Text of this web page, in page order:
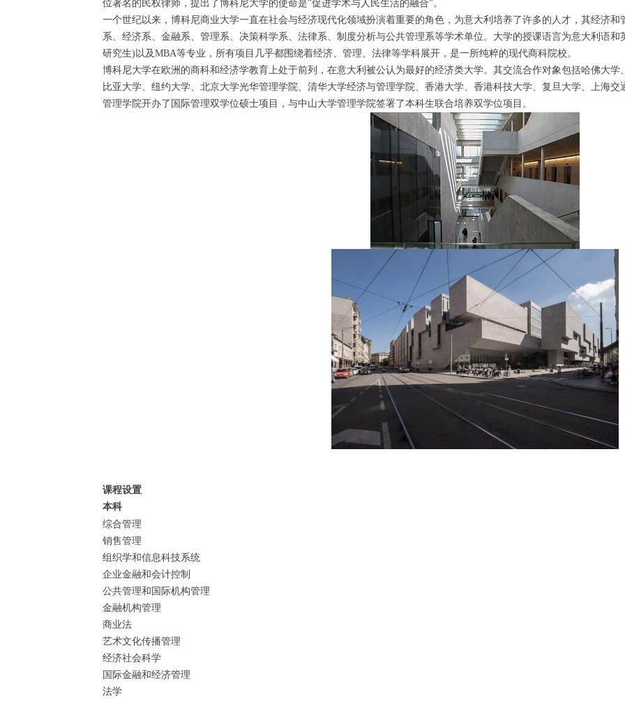
位著名的民权律师，提出了博科尼大学的使命是"促进学术与人民生活的融合"。
一个世纪以来，博科尼商业大学一直在社会与经济现代化领域扮演着重要的角色，为意大利培养了许多的人才，其经济
系、经济系、金融系、管理系、决策科学系、法律系、制度分析与公共管理系等学术单位。大学的授课语言为意大利语
研究生)以及MBA等专业，所有项目几乎都围绕着经济、管理、法律等学科展开，是一所纯粹的现代商科院校。
博科尼大学在欧洲的商科和经济学教育上处于前列，在意大利被公认为最好的经济类大学。其交流合作对象包括哈佛大
比亚大学、纽约大学、北京大学光华管理学院、清华大学经济与管理学院、香港大学、香港科技大学、复旦大学、上海
管理学院开办了国际管理双学位硕士项目，与中山大学管理学院签署了本科生联合培养双学位项目。
课程设置
本科
综合管理
销售管理
组织学和信息科技系统
企业金融和会计控制
公共管理和国际机构管理
金融机构管理
商业法
艺术文化传播管理
经济社会科学
国际金融和经济管理
法学